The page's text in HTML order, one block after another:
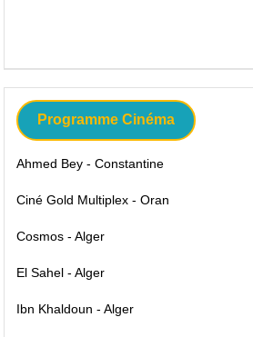
Programme Cinéma
Ahmed Bey - Constantine
Ciné Gold Multiplex - Oran
Cosmos - Alger
El Sahel - Alger
Ibn Khaldoun - Alger